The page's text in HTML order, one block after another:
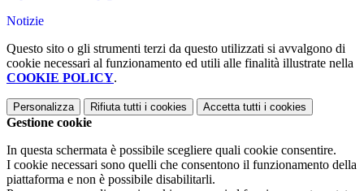
Notizie
Questo sito o gli strumenti terzi da questo utilizzati si avvalgono di
cookie necessari al funzionamento ed utili alle finalità illustrate nella
COOKIE POLICY.
Personalizza Rifiuta tutti i cookies Accetta tutti i cookies
Gestione cookie
In questa schermata è possibile scegliere quali cookie consentire.
I cookie necessari sono quelli che consentono il funzionamento della
piattaforma e non è possibile disabilitarli.